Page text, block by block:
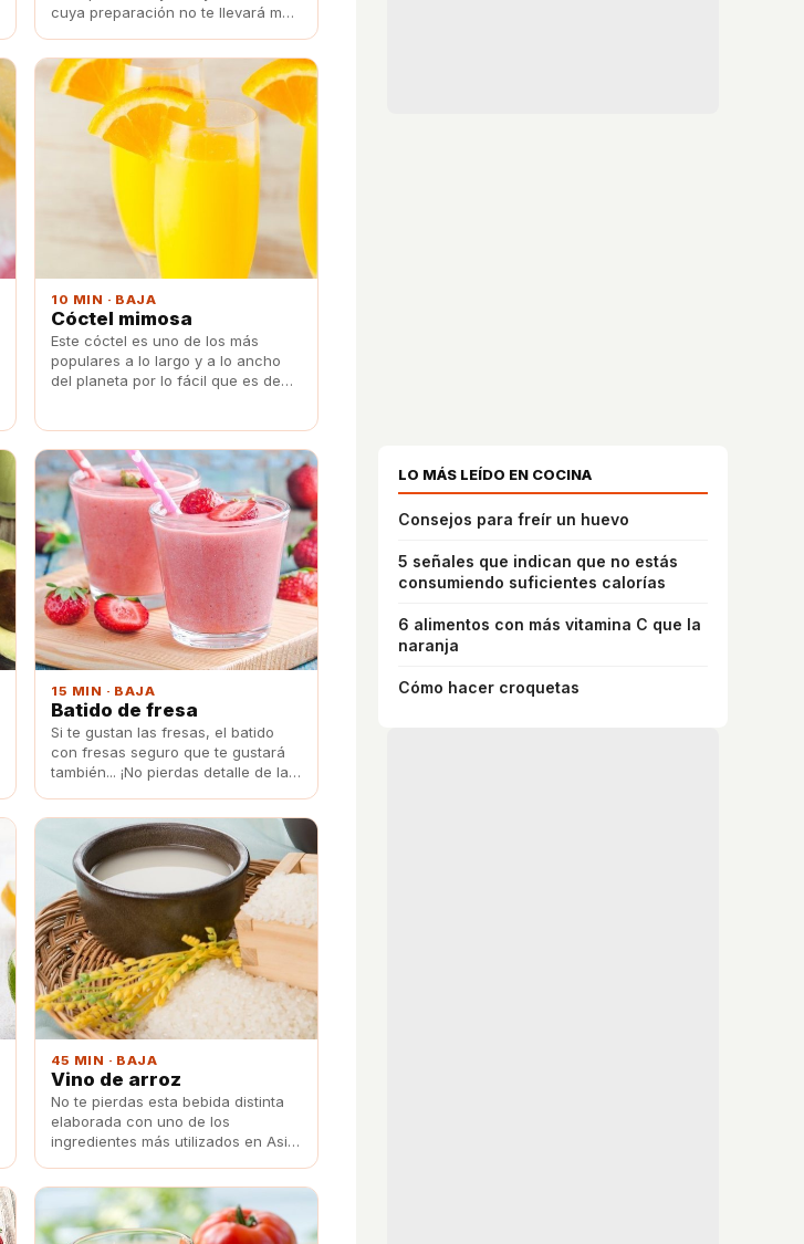
cuya preparación no te llevará más
10 MIN · BAJA
Cóctel mimosa
Este cóctel es uno de los más
populares a lo largo y a lo ancho
del planeta por lo fácil que es de
15 MIN · BAJA
Batido de fresa
Si te gustan las fresas, el batido
con fresas seguro que te gustará
también... ¡No pierdas detalle de la
45 MIN · BAJA
Vino de arroz
No te pierdas esta bebida distinta
elaborada con uno de los
ingredientes más utilizados en Asia,
LO MÁS LEÍDO EN COCINA
Consejos para freír un huevo
5 señales que indican que no estás
consumiendo suficientes calorías
6 alimentos con más vitamina C que la
naranja
Cómo hacer croquetas